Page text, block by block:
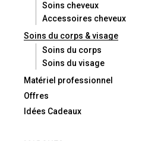
Soins cheveux
Accessoires cheveux
Soins du corps & visage
Soins du corps
Soins du visage
Matériel professionnel
Offres
Idées Cadeaux